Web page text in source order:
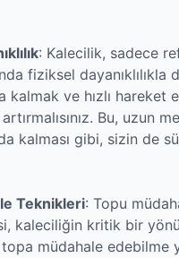
: Kalecilik, sadece
fiziksel dayanıklılıkla
kalmak ve hızlı hareket
Bu, uzun
kalması gibi, sizin de
Teknikleri: Topu
kaleciliğin kritik bir
müdahale edebilme